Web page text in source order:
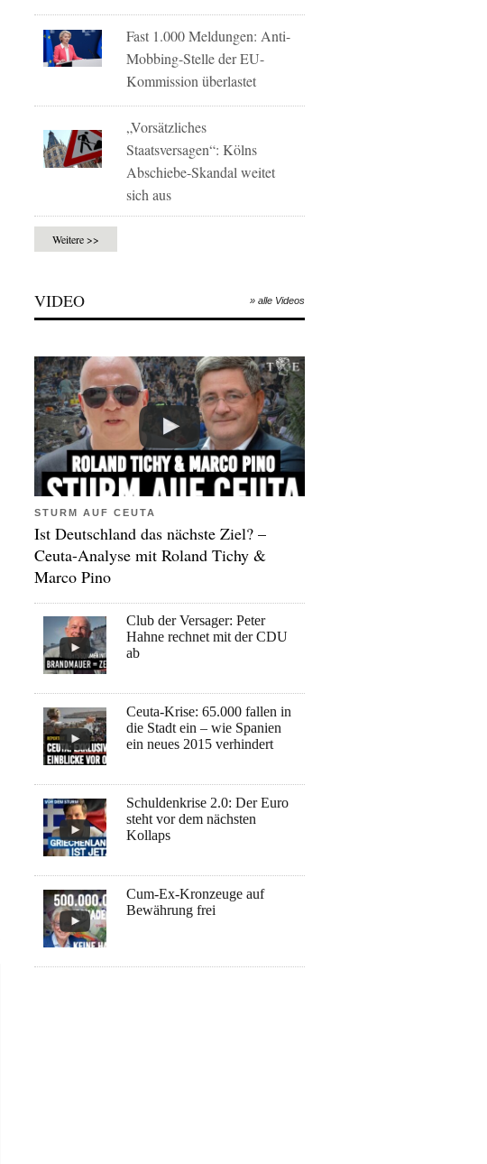
Fast 1.000 Meldungen: Anti-
Mobbing-Stelle der EU-
Kommission überlastet
„Vorsätzliches
Staatsversagen“: Kölns
Abschiebe-Skandal weitet
sich aus
Weitere >>
VIDEO » alle Videos
STURM AUF CEUTA
Ist Deutschland das nächste Ziel? –
Ceuta-Analyse mit Roland Tichy &
Marco Pino
Club der Versager: Peter
Hahne rechnet mit der CDU
ab
Ceuta-Krise: 65.000 fallen in
die Stadt ein – wie Spanien
ein neues 2015 verhindert
Schuldenkrise 2.0: Der Euro
steht vor dem nächsten
Kollaps
Cum-Ex-Kronzeuge auf
Bewährung frei